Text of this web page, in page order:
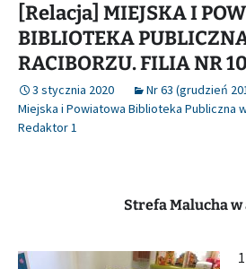
[Relacja] MIEJSKA I
BIBLIOTEKA
RACIBORZU. FILIA NR 10
3 stycznia 2020 Nr 63 (grudzień
Miejska i Powiatowa Biblioteka Publiczna
Redaktor 1
Strefa Malucha